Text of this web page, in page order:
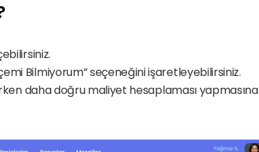
Bilmiyorum” seçeneğini işaretleyebilirsiniz.
daha doğru maliyet hesaplaması yapmasına